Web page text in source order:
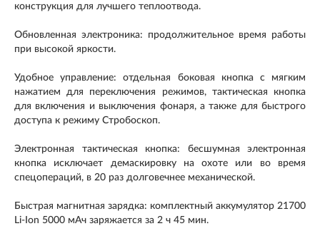
конструкция для лучшего теплоотвода.
Обновленная электроника: продолжительное время работы
при высокой яркости.
Удобное управление: отдельная боковая кнопка с мягким
нажатием для переключения режимов, тактическая кнопка
для включения и выключения фонаря, а также для быстрого
доступа к режиму Стробоскоп.
Электронная тактическая кнопка: бесшумная электронная
кнопка исключает демаскировку на охоте или во время
спецопераций, в 20 раз долговечнее механической.
Быстрая магнитная зарядка: комплектный аккумулятор 21700
Li-Ion 5000 мАч заряжается за 2 ч 45 мин.